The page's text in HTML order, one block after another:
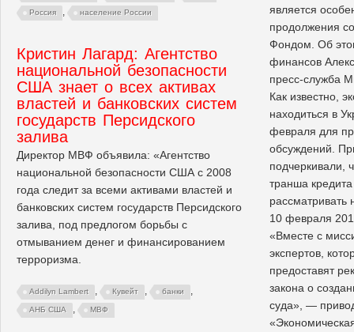
Россия , население России
является
продолжения
Фондом. Об
финансов
пресс-служба
Как известно,
находиться в
февраля для
обсуждений.
подчеркивали,
транша
рассматривать
10 февраля
«Вместе с
экспертов,
предоставят
закона о
суда», —
Кристин Лагард: Агентство
национальной безопасности
США знает о всех активах
властей и банковских систем
государств Персидского
залива
Директор МВФ объявила: «Агентство
национальной безопасности США с 2008
года следит за всеми активами властей и
банковских систем государств Персидского
залива, под предлогом борьбы с
отмыванием денег и финансированием
терроризма.
Addilyn Lambert , Кувейт , банки ,
АНБ США , МВФ